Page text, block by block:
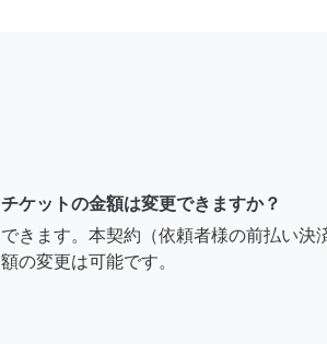
チケットの金額は変更できますか？
できます。本契約（依頼者様の前払い決
額の変更は可能です。